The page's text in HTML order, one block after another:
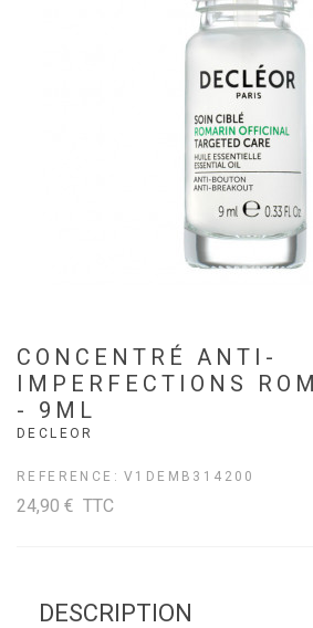
CONCENTRÉ ANTI-
IMPERFECTIONS
- 9ML
DECLEOR
REFERENCE: V1DEMB314200
24,90 € TTC
DESCRIPTION